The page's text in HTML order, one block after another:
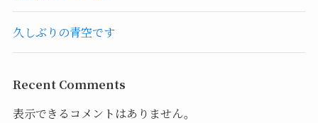
久しぶりの青空です
Recent Comments
表示できるコメントはありません。